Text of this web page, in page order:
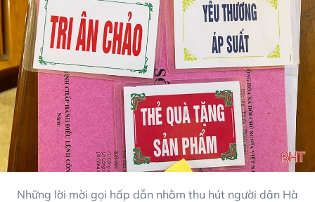
Những lời mời gọi hấp dẫn nhằm thu hút người dân Hà